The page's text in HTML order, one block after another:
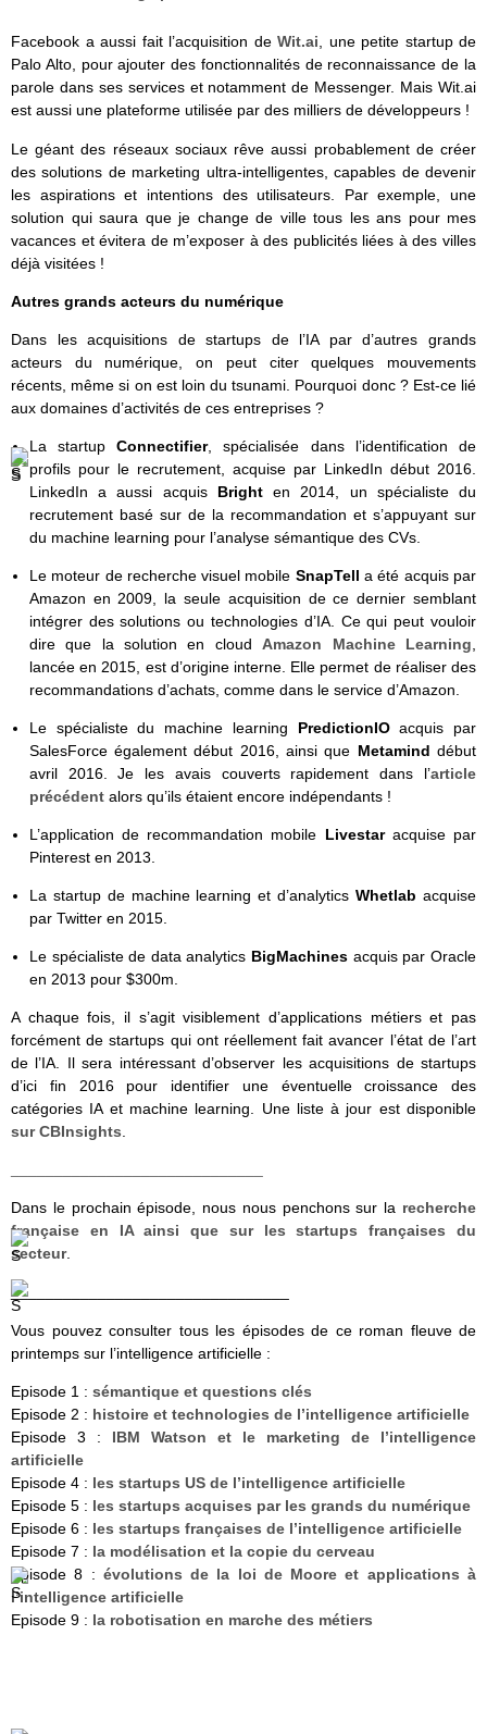
Facebook a aussi fait l’acquisition de Wit.ai, une petite startup de
Palo Alto, pour ajouter des fonctionnalités de reconnaissance de la
parole dans ses services et notamment de Messenger. Mais Wit.ai
est aussi une plateforme utilisée par des milliers de développeurs !
Le géant des réseaux sociaux rêve aussi probablement de créer
des solutions de marketing ultra-intelligentes, capables de devenir
les aspirations et intentions des utilisateurs. Par exemple, une
solution qui saura que je change de ville tous les ans pour mes
vacances et évitera de m’exposer à des publicités liées à des villes
déjà visitées !
Autres grands acteurs du numérique
Dans les acquisitions de startups de l’IA par d’autres grands
acteurs du numérique, on peut citer quelques mouvements
récents, même si on est loin du tsunami. Pourquoi donc ? Est-ce lié
aux domaines d’activités de ces entreprises ?
La startupConnectifier, spécialisée dans l’identification de
profils pour le recrutement, acquise par LinkedIn début 2016.
LinkedIn a aussi acquis Brighten 2014, un spécialiste du
recrutement basé sur de la recommandation et s’appuyant sur
du machine learning pour l’analyse sémantique des CVs.
Le moteur de recherche visuel mobile SnapTella été acquis par
Amazon en 2009, la seule acquisition de ce dernier semblant
intégrer des solutions ou technologies d’IA. Ce qui peut vouloir
dire que la solution en cloudAmazon Machine Learning
lancée en 2015, est d’origine interne. Elle permet de réaliser des
recommandations d’achats, comme dans le service d’Amazon.
Le spécialiste du machine learning PredictionIOacquis par
SalesForce également début 2016, ainsi que Metaminddébut
avril 2016. Je les avais couverts rapidement dans l’article
précédent alors qu’ils étaient encore indépendants !
L’application de recommandation mobile Livestar acquise par
Pinterest en 2013.
La startup de machine learning et d’analyticsWhetlabacquise
par Twitter en 2015.
Le spécialiste de data analytics BigMachines acquis par Oracle
en 2013 pour $300m.
A chaque fois, il s’agit visiblement d’applications métiers et pas
forcément de startups qui ont réellement fait avancer l’état de l’art
de l’IA. Il sera intéressant d’observer les acquisitions de startups
d’ici fin 2016 pour identifier une éventuelle croissance des
catégories IA et machine learning. Une liste à jour est disponible
sur CBInsights.
Dans le prochain épisode, nous nous penchons sur la recherche
française en IA ainsi que sur les startups françaises du
secteur.
________________________________
Vous pouvez consulter tous les épisodes de ce roman fleuve de
printemps sur l’intelligence artificielle :
Episode 1 : sémantique et questions clés
Episode 2 : histoire et technologies de l’intelligence artificielle
Episode 3 : IBM Watson et le marketing de l’intelligence
artificielle
Episode 4 : les startups US de l’intelligence artificielle
Episode 5 : les startups acquises par les grands du numérique
Episode 6 : les startups françaises de l’intelligence artificielle
Episode 7 : la modélisation et la copie du cerveau
Episode 8 : évolutions de la loi de Moore et applications à
l’intelligence artificielle
Episode 9 : la robotisation en marche des métiers